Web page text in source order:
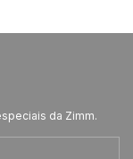
da Zimm.